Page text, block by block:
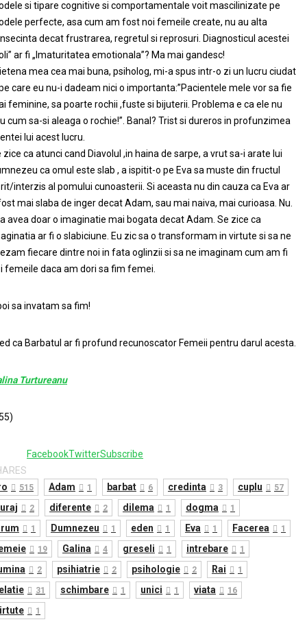
si tipare cognitive si comportamentale voit mascilinizate pe
perfecte, asa cum am fost noi femeile create, nu au alta
decat frustrarea, regretul si reprosuri. Diagnosticul acestei
ar fi „Imaturitatea emotionala”? Ma mai gandesc!
mea cea mai buna, psiholog, mi-a spus intr-o zi un lucru ciudat
care eu nu-i dadeam nici o importanta:”Pacientele mele vor sa fie
feminine, sa poarte rochii ,fuste si bijuterii. Problema e ca ele nu
cum sa-si aleaga o rochie!”. Banal? Trist si dureros in profunzimea
lui acest lucru.
zice ca atunci cand Diavolul ,in haina de sarpe, a vrut sa-i arate lui
ca omul este slab , a ispitit-o pe Eva sa muste din fructul
interzis al pomului cunoasterii. Si aceasta nu din cauza ca Eva ar
mai slaba de inger decat Adam, sau mai naiva, mai curioasa. Nu.
avea doar o imaginatie mai bogata decat Adam. Se zice ca
ar fi o slabiciune. Eu zic sa o transformam in virtute si sa ne
fiecare dintre noi in fata oglinzii si sa ne imaginam cum am fi
femeile daca am dori sa fim femei.
sa invatam sa fim!
ca Barbatul ar fi profund recunoscator Femeii pentru darul acesta.
Turtureanu
FacebookTwitterSubscribe
515 Adam 1 barbat 6 credinta 3 cuplu 57
2 diferente 2 dilema 1 dogma 1
1 Dumnezeu 1 eden 1 Eva 1 Facerea 1
19 Galina 4 greseli 1 intrebare 1
2 psihiatrie 2 psihologie 2 Rai 1
31 schimbare 1 unici 1 viata 16
1